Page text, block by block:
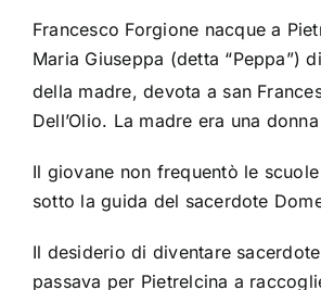
Francesco Forgione nacque a
Maria Giuseppa (detta “Peppa”)
della madre, devota a san
Dell’Olio. La madre era una
Il giovane non frequentò le
sotto la guida del sacerdote
Il desiderio di diventare
passava per Pietrelcina a